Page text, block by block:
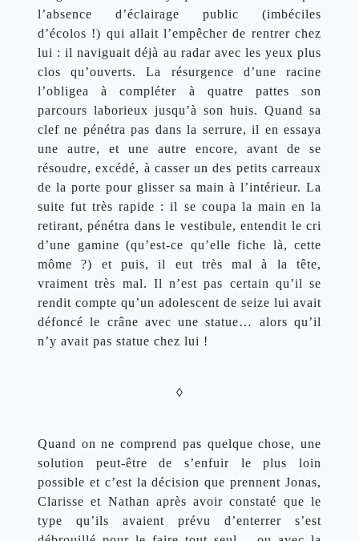
l’absence d’éclairage public (imbéciles
d’écolos !) qui allait l’empêcher de rentrer chez
lui : il naviguait déjà au radar avec les yeux plus
clos qu’ouverts. La résurgence d’une racine
l’obligea à compléter à quatre pattes son
parcours laborieux jusqu’à son huis. Quand sa
clef ne pénétra pas dans la serrure, il en essaya
une autre, et une autre encore, avant de se
résoudre, excédé, à casser un des petits carreaux
de la porte pour glisser sa main à l’intérieur. La
suite fut très rapide : il se coupa la main en la
retirant, pénétra dans le vestibule, entendit le cri
d’une gamine (qu’est-ce qu’elle fiche là, cette
môme ?) et puis, il eut très mal à la tête,
vraiment très mal. Il n’est pas certain qu’il se
rendit compte qu’un adolescent de seize lui avait
défoncé le crâne avec une statue… alors qu’il
n’y avait pas statue chez lui !
◊
Quand on ne comprend pas quelque chose, une
solution peut-être de s’enfuir le plus loin
possible et c’est la décision que prennent Jonas,
Clarisse et Nathan après avoir constaté que le
type qu’ils avaient prévu d’enterrer s’est